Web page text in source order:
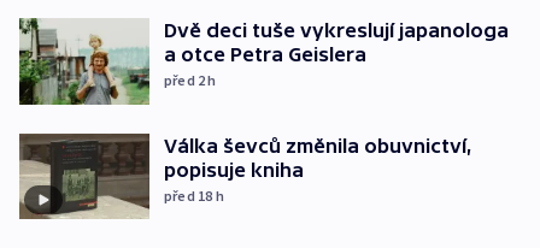
Dvě deci tuše vykreslují japanologa
a otce Petra Geislera
před 2h
Válka ševců změnila obuvnictví,
popisuje kniha
před 18 h